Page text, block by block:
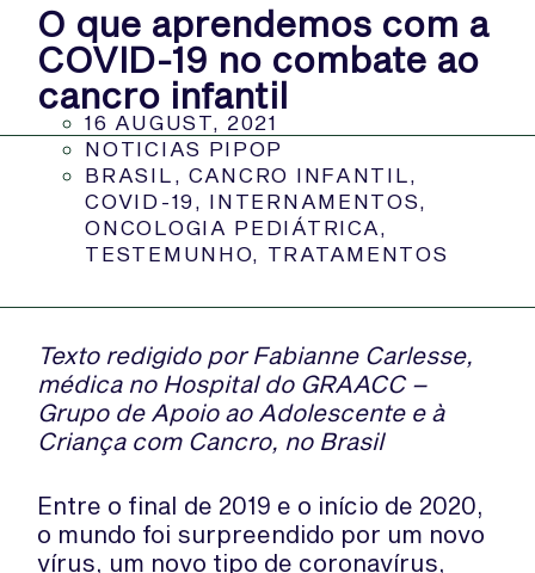
O que aprendemos com a
COVID-19 no combate ao
cancro infantil
16 AUGUST, 2021
NOTICIAS PIPOP
BRASIL
CANCRO INFANTIL
COVID-19
INTERNAMENTOS
ONCOLOGIA PEDIÁTRICA
TESTEMUNHO
TRATAMENTOS
Texto redigido por Fabianne Carlesse,
médica no Hospital do GRAACC –
Grupo de Apoio ao Adolescente e à
Criança com Cancro, no Brasil
Entre o final de 2019 e o início de 2020,
o mundo foi surpreendido por um novo
vírus, um novo tipo de coronavírus,